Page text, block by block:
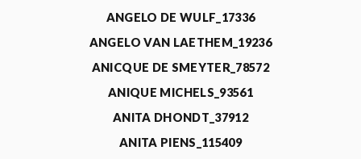
ANGELO DE WULF_17336
ANGELO VAN LAETHEM_19236
ANICQUE DE SMEYTER_78572
ANIQUE MICHELS_93561
ANITA DHONDT_37912
ANITA PIENS_115409